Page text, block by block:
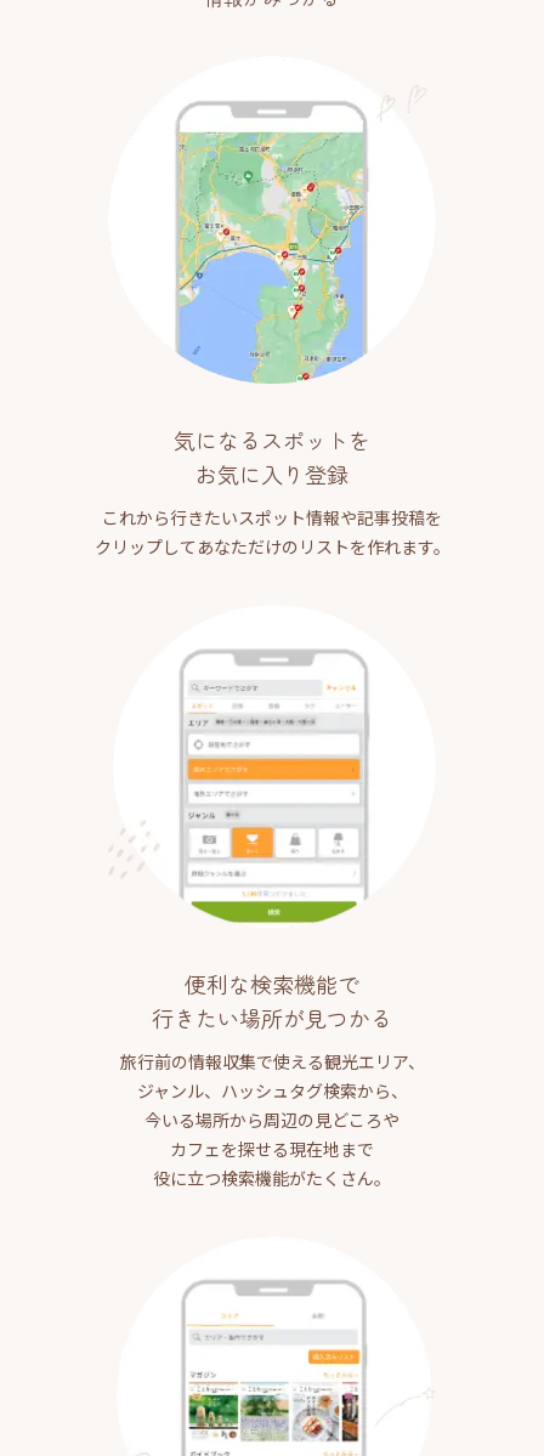
気になるスポットを
お気に入り登録
これから行きたいスポット情報や記事投稿を
クリップしてあなただけのリストを作れます。
便利な検索機能で
行きたい場所が見つかる
旅行前の情報収集で使える観光エリア、
ジャンル、ハッシュタグ検索から、
今いる場所から周辺の見どころや
カフェを探せる現在地まで
役に立つ検索機能がたくさん。